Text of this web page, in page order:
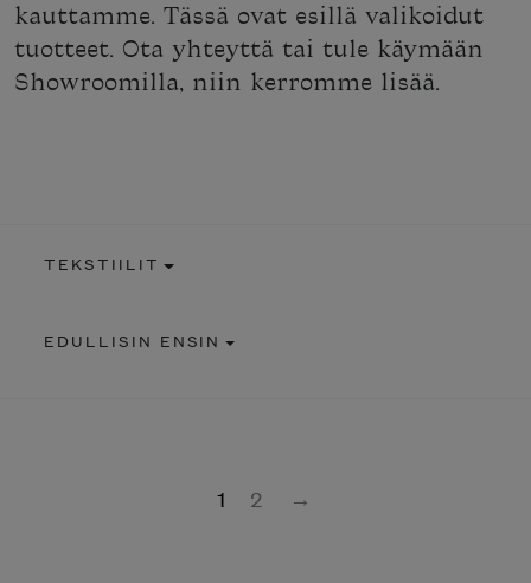
kauttamme. Tässä ovat esillä valikoidut
tuotteet. Ota yhteyttä tai tule käymään
Showroomilla, niin kerromme lisää.
TEKSTIILIT
EDULLISIN ENSIN
1 2 →